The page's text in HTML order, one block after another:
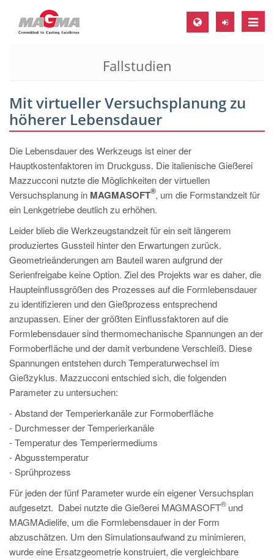
Toggle
MAGMA Europa, Deutschland
EN
CS
MAGMA Nordamerika, USA
EN
ES
MAGMA Asien-Pazifik, Singapur
EN
MAGMA Südamerika, Brasilien
PT
ES
MAGMA Türkei
EN
TR
MAGMA China
ZH
MAGMA Indien
EN
MAGMA Korea
EN
KO
Fallstudien
Mit virtueller Versuchsplanung zu
höherer Lebensdauer
Die Lebensdauer des Werkzeugs ist einer der
Hauptkostenfaktoren im Druckguss. Die italienische Gießerei
Mazzucconi nutzte die Möglichkeiten der virtuellen
Versuchsplanung in MAGMASOFT
®, um die Formstandzeit für
ein Lenkgetriebe deutlich zu erhöhen.
Leider blieb die Werkzeugstandzeit für ein seit längerem
produziertes Gussteil hinter den Erwartungen zurück.
Geometrieänderungen am Bauteil waren aufgrund der
Serienfreigabe keine Option. Ziel des Projekts war es daher, die
Haupteinflussgrößen des Prozesses auf die Formlebensdauer
zu identifizieren und den Gießprozess entsprechend
anzupassen. Einer der größten Einflussfaktoren auf die
Formlebensdauer sind thermomechanische Spannungen an der
Formoberfläche und der damit verbundene Verschleiß. Diese
Spannungen entstehen durch Temperaturwechsel im
Gießzyklus. Mazzucconi entschied sich, die folgenden
Parameter zu untersuchen:
- Abstand der Temperierkanäle zur Formoberfläche
- Durchmesser der Temperierkanäle
- Temperatur des Temperiermediums
- Abgusstemperatur
- Sprühprozess
Für jeden der fünf Parameter wurde ein eigener Versuchsplan
aufgesetzt. Dabei nutzte die Gießerei MAGMASOFT
®und
MAGMAdielife, um die Formlebensdauer in der Form
abzuschätzen. Um den Simulationsaufwand zu minimieren,
wurde eine Ersatzgeometrie konstruiert, die vergleichbare